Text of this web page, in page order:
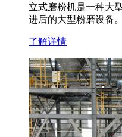
立式磨粉机是一种大
进后的大型粉磨设备
了解详情